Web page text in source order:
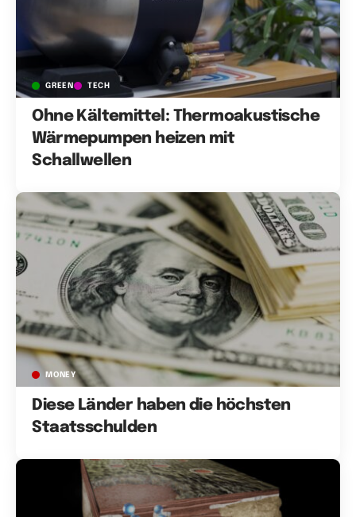
GREEN TECH
Ohne Kältemittel: Thermoakustische
Wärmepumpen heizen mit
Schallwellen
MONEY
Diese Länder haben die höchsten
Staatsschulden